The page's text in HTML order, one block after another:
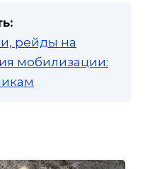
рейды на
мобилизации: